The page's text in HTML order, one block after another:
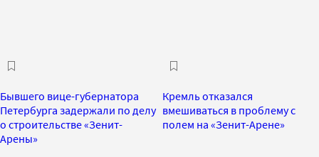
Бывшего вице-губернатора
Петербурга задержали по делу
о строительстве «Зенит-
Арены»
Кремль отказался
вмешиваться в проблему с
полем на «Зенит-Арене»